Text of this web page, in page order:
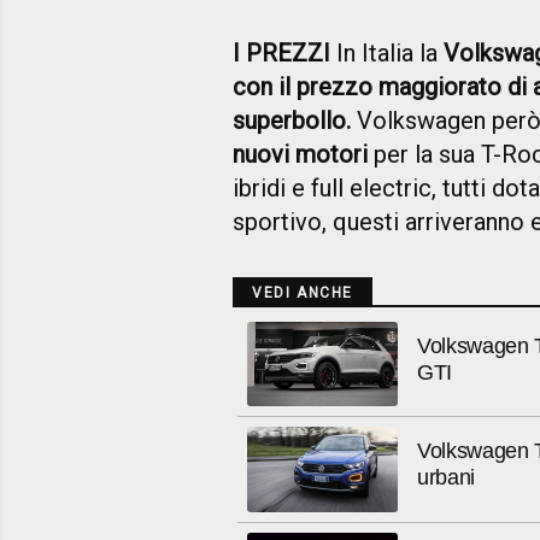
I PREZZI In Italia la
con il prezzo maggiorato di
superbollo. Volkswagen
nuovi motori per la sua T-
ibridi e full electric, tutti
sportivo, questi arriveranno
VEDI ANCHE
Volkswagen
GTI
Volkswagen
urbani